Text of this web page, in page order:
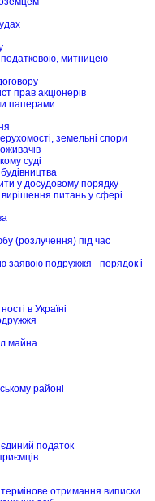
митницею
прав акціонерів
паперами
земельні спори
суді
у досудовому порядку
питань у сфері
(розлучення) під час
заявою подружжя - порядок і
в Україні
майна
районі
податок
отримання виписки